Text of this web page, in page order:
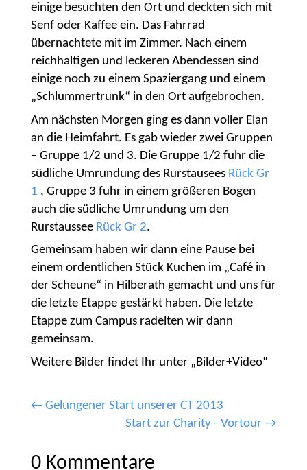
einige besuchten den Ort und deckten sich mit
Senf oder Kaffee ein. Das Fahrrad
übernachtete mit im Zimmer. Nach einem
reichhaltigen und leckeren Abendessen sind
einige noch zu einem Spaziergang und einem
„Schlummertrunk“ in den Ort aufgebrochen.
Am nächsten Morgen ging es dann voller Elan
an die Heimfahrt. Es gab wieder zwei Gruppen
– Gruppe 1/2 und 3. Die Gruppe 1/2 fuhr die
südliche Umrundung des Rurstausees Rück Gr
1 , Gruppe 3 fuhr in einem größeren Bogen
auch die südliche Umrundung um den
Rurstaussee Rück Gr 2.
Gemeinsam haben wir dann eine Pause bei
einem ordentlichen Stück Kuchen im „Café in
der Scheune“ in Hilberath gemacht und uns für
die letzte Etappe gestärkt haben. Die letzte
Etappe zum Campus radelten wir dann
gemeinsam.
Weitere Bilder findet Ihr unter „Bilder+Video“
← Gelungener Start unserer CT 2013
Start zur Charity - Vortour →
0 Kommentare